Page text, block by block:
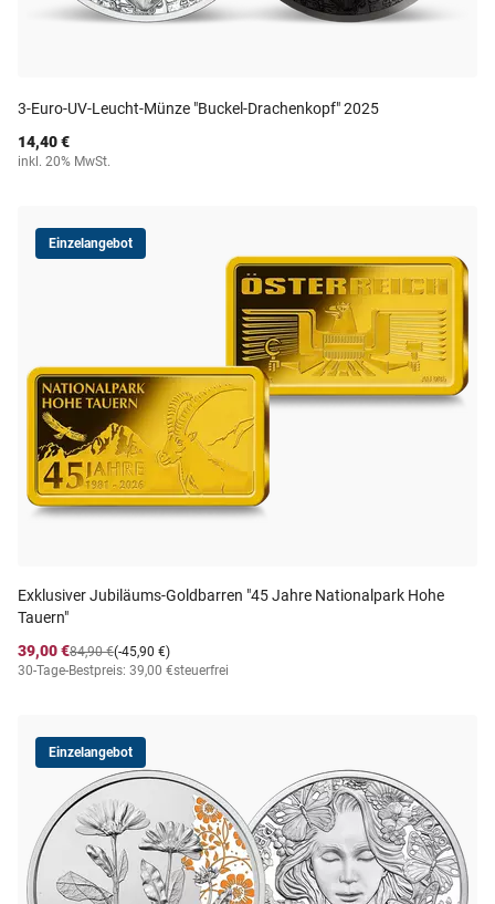
3-Euro-UV-Leucht-Münze "Buckel-Drachenkopf" 2025
14,40 €
inkl. 20% MwSt.
Einzelangebot
Exklusiver Jubiläums-Goldbarren "45 Jahre Nationalpark Hohe
Tauern"
39,00 €
(-45,90 €)
84,90 €
30-Tage-Bestpreis: 39,00 €steuerfrei
Einzelangebot